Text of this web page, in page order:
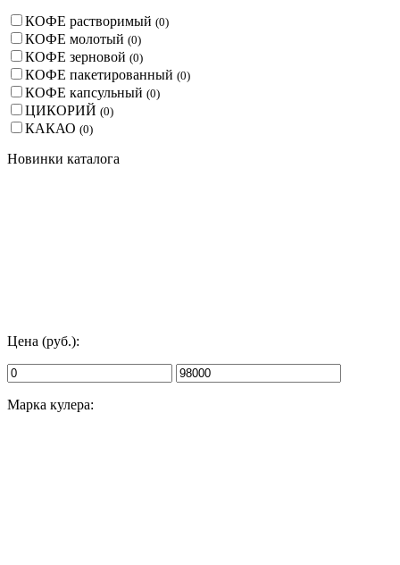
КОФЕ растворимый (0)
КОФЕ молотый (0)
КОФЕ зерновой (0)
КОФЕ пакетированный (0)
КОФЕ капсульный (0)
ЦИКОРИЙ (0)
КАКАО (0)
Новинки каталога
Цена (руб.):
Марка кулера: